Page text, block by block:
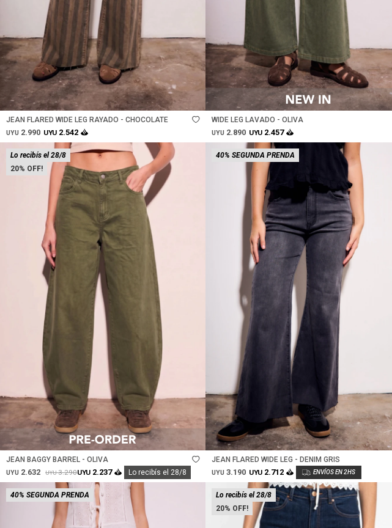
JEAN FLARED WIDE LEG RAYADO - CHOCOLATE
UYU 2.990 UYU 2.542
Talle
WIDE LEG LAVADO - OLIVA
UYU 2.890 UYU 2.457
20
Lo recibís el 28/8
Talle
JEAN BAGGY BARREL - OLIVA
UYU 2.632 UYU3.290UYU 2.237 Lo recibís el 28/8
40% SEGUNDA PRENDA
Talle
JEAN FLARED WIDE LEG - DENIM GRIS
UYU 3.190 UYU 2.712
40% SEGUNDA PRENDA
20
Lo recibís el 28/8